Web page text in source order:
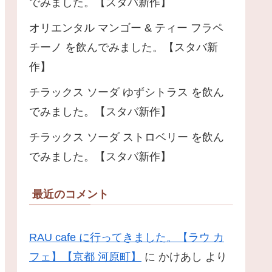
でみました。【スタバ新作】
オリエンタル マンゴー & ティー フラペ
チーノ を飲んでみました。【スタバ新
作】
チラックス ソーダ ゆずシトラス を飲ん
でみました。【スタバ新作】
チラックス ソーダ ストロベリー を飲ん
でみました。【スタバ新作】
最近のコメント
RAU cafe に行ってきました。【ラウ カ
フェ】【京都 河原町】
に かけあし より